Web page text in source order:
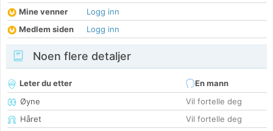
Mine venner
Logg inn
Medlem siden
Logg inn
Noen flere detaljer
Leter du etter
En mann
Øyne
Vil fortelle deg
Håret
Vil fortelle deg